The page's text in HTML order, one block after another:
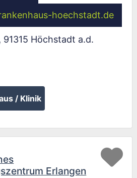
hoechstadt.de
, 91315 Höchstadt a.d.
/ Klinik
Erlangen